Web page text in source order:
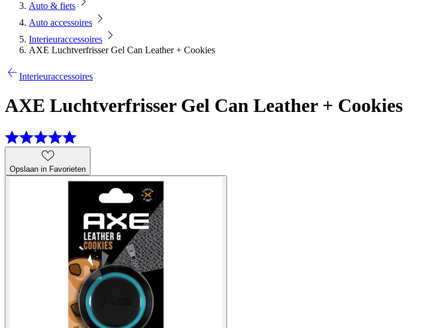
Auto & fiets
Auto accessoires
Interieuraccessoires
AXE Luchtverfrisser Gel Can Leather + Cookies
Interieuraccessoires
AXE Luchtverfrisser Gel Can Leather + Cookies
Opslaan in Favorieten